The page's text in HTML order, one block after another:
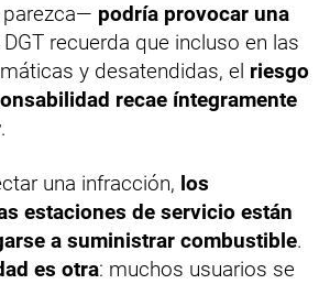
podría provocar una
DGT recuerda que incluso en las
y desatendidas, el riesgo
recae íntegramente
.
una infracción, los
estaciones de servicio están
a suministrar combustible.
es otra: muchos usuarios se